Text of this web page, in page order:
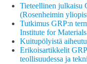
Tieteellinen julkaisu
(Rosenheimin
Tutkimus GRP:n
Institute for
Kuitupölyistä
Erikoisartikkelit
teollisuudessa ja